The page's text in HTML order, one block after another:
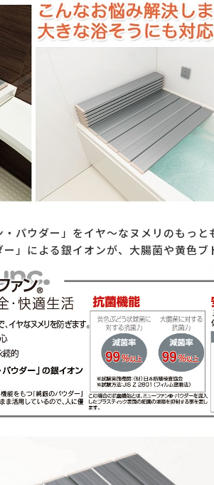
パウダー」をイヤ～なヌメリのもっと
」による銀イオンが、大腸菌や黄色